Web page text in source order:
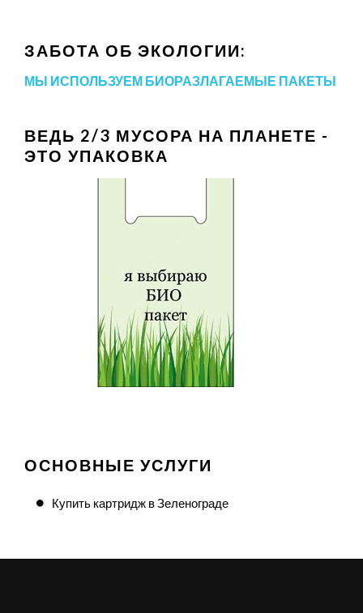
ЗАБОТА ОБ ЭКОЛОГИИ:
МЫ ИСПОЛЬЗУЕМ БИОРАЗЛАГАЕМЫЕ ПАКЕТЫ
ВЕДЬ 2/3 МУСОРА НА ПЛАНЕТЕ -
ЭТО УПАКОВКА
ОСНОВНЫЕ УСЛУГИ
Купить картридж в Зеленограде